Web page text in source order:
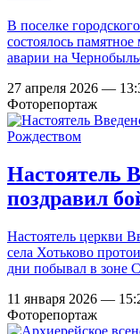
В поселке
состоялось
аварии на
27 апреля 2026 —
Фоторепортаж
Настоятель
поздравил
Настоятель церкви
села Хотьково
дни побывал в зоне
11 января 2026 —
Фоторепортаж